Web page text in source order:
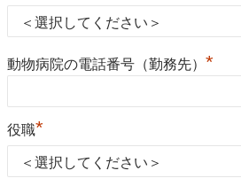
動物病院の電話番号（勤務先） *
役職*